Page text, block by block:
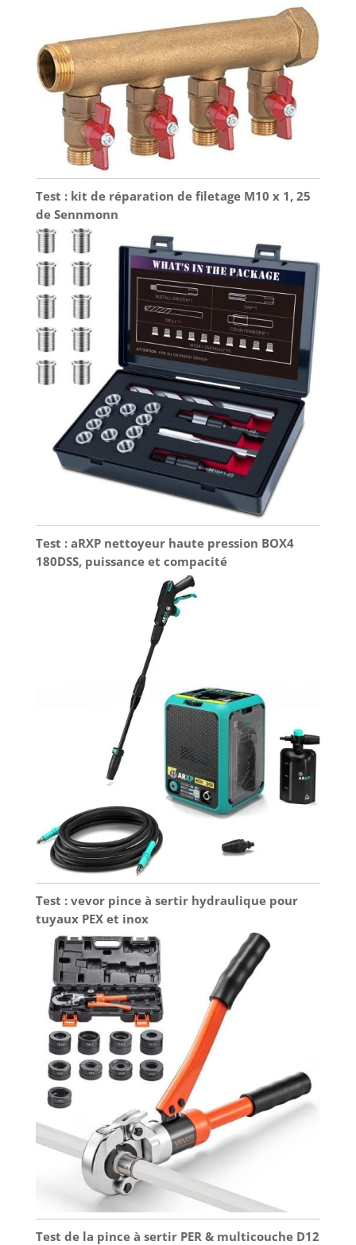
conçue pour la commodité de l'utilisateur, cette
cintreuse dispose d'une poignée arrière
ergonomique et d'une poignée latérale amovible
pour une prise en main confortable. La base de
l'établi intégrée assure un fonctionnement stable
sur des surfaces planes, réduisant la tension
physique et permettant une utilisation prolongée
sans gêne. Outil de construction polyvalent : cette
machine à cintrer électro-hydraulique est parfaite
pour une large gamme d'applications de
construction, y compris le pliage d'armature, de
barres d'acier, de vis et de matériaux similaires.
C'est un outil essentiel qui améliore l'efficacité et
l'efficacité dans tout projet de construction.
Test : kit de réparation de filetage M10 x 1, 25
de Sennmonn
Test : aRXP nettoyeur haute pression BOX4
180DSS, puissance et compacité
Test : vevor pince à sertir hydraulique pour
tuyaux PEX et inox
Test de la pince à sertir PER & multicouche D12